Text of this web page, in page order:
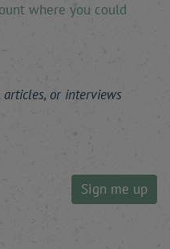
where you could
articles, or interviews
Sign me up